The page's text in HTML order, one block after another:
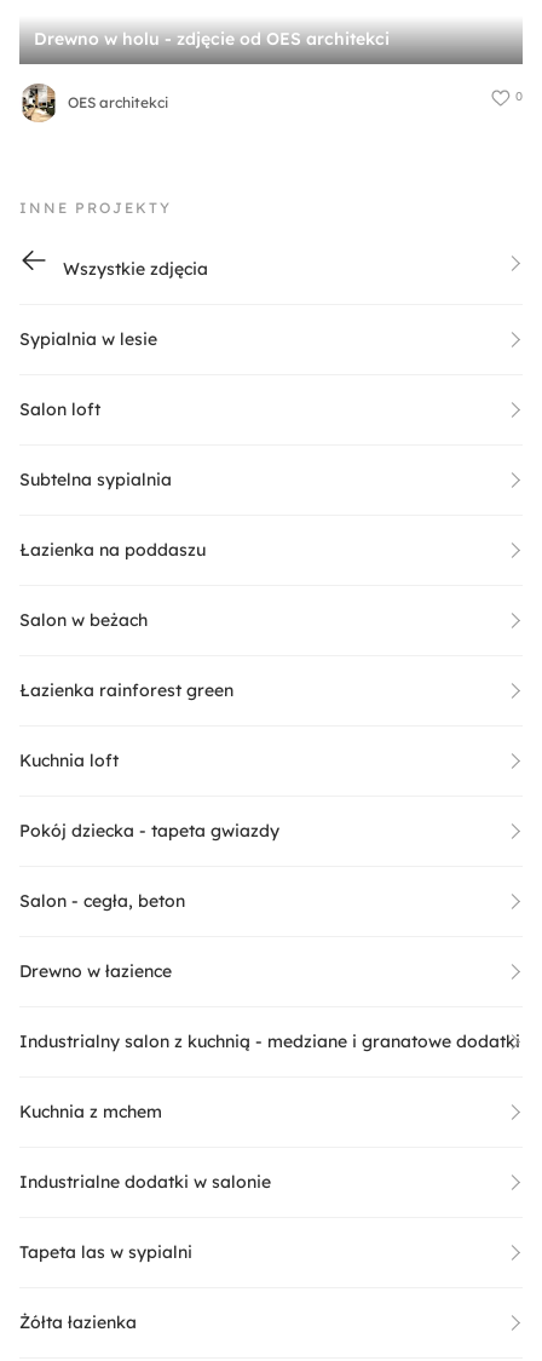
Drewno w holu - zdjęcie od OES architekci
OES architekci 0
INNE PROJEKTY
Wszystkie zdjęcia
Sypialnia w lesie
Salon loft
Subtelna sypialnia
Łazienka na poddaszu
Salon w beżach
Łazienka rainforest green
Kuchnia loft
Pokój dziecka - tapeta gwiazdy
Salon - cegła, beton
Drewno w łazience
Industrialny salon z kuchnią - medziane i granatowe dodatki
Kuchnia z mchem
Industrialne dodatki w salonie
Tapeta las w sypialni
Żółta łazienka